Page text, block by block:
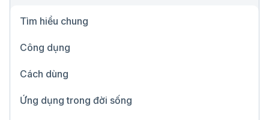
Tìm hiểu chung
Công dụng
Cách dùng
Ứng dụng trong đời sống